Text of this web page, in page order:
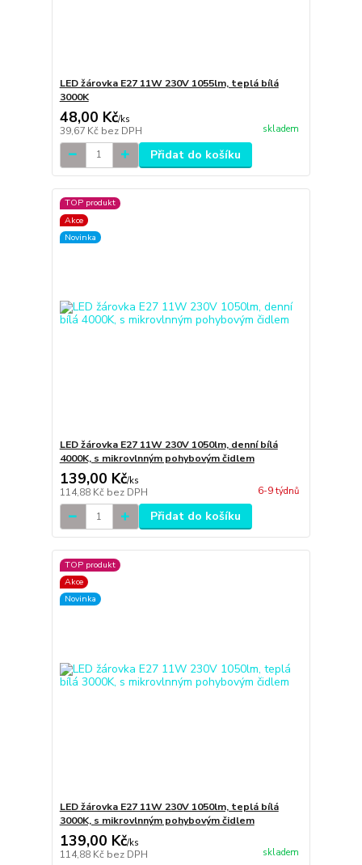
LED žárovka E27 11W 230V 1055lm, teplá bílá
3000K
48,00 Kč/ks
39,67 Kč bez DPH skladem
Přidat do košíku
TOP produkt
Akce
Novinka
LED žárovka E27 11W 230V 1050lm, denní bílá
4000K, s mikrovlnným pohybovým čidlem
139,00 Kč/ks
114,88 Kč bez DPH 6-9 týdnů
Přidat do košíku
TOP produkt
Akce
Novinka
LED žárovka E27 11W 230V 1050lm, teplá bílá
3000K, s mikrovlnným pohybovým čidlem
139,00 Kč/ks
114,88 Kč bez DPH skladem